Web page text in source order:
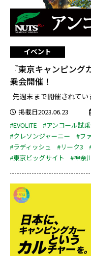
イベント
『東京キャンピン
乗会開催！
先週末まで開催されてい
掲載日2023.06.23
#EVOLITE
#アンコール試
#クレソンジャーニー
#フ
#ラディッシュ
#リーク3
#東京ビッグサイト
#神奈